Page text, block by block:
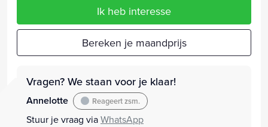
Ik heb interesse
Bereken je maandprijs
Vragen? We staan voor je klaar!
Annelotte Reageert zsm.
Stuur je vraag viaWhatsApp